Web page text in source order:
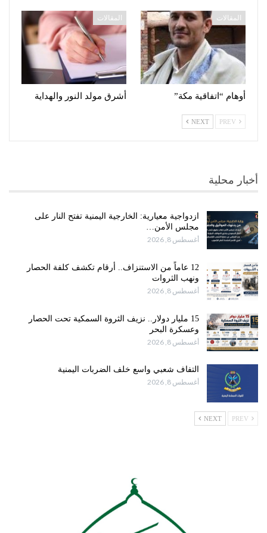
المقالات
أوهام “اتفاقية مكة”
المقالات
أشرق مولد النور والهداية
NEXT
أخبار محلية
ازدواجية معيارية: الخارجية اليمنية تفتح النار على
مجلس الأمن…
أغسطس 8, 2026
12 عاماً من الاستنزاف.. أرقام تكشف كلفة الحصار
ونهب الثروات
أغسطس 8, 2026
15 مليار دولار.. نزيف الثروة السمكية تحت الحصار
وعسكرة البحر
أغسطس 8, 2026
التفاف شعبي واسع خلف الضربات اليمنية
أغسطس 8, 2026
NEXT